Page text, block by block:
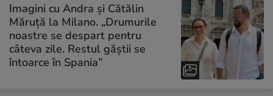
Imagini cu Andra și Cătălin
Măruță la Milano. „Drumurile
noastre se despart pentru
câteva zile. Restul găștii se
întoarce în Spania”